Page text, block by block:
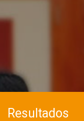
Resultados